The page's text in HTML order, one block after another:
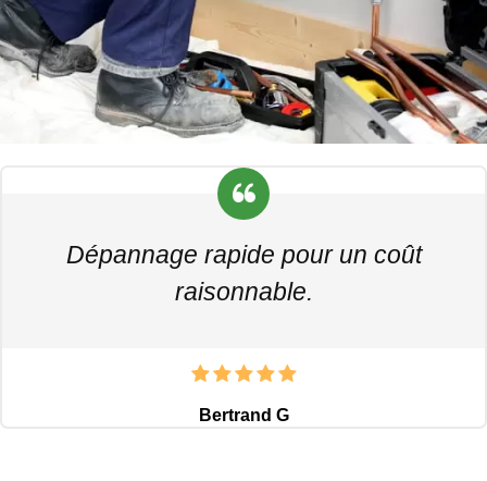
Dépannage rapide pour un coût
raisonnable.
Bertrand G